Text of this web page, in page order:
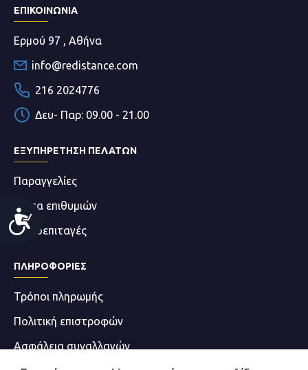
Accessibility
ΕΠΙΚΟΙΝΩΝΊΑ
Ερμού 97 , Αθήνα
info@redistance.com
216 2024776
Δευ- Παρ: 09.00 - 21.00
ΕΞΥΠΗΡΕΤΗΣΗ ΠΕΛΑΤΩΝ
Παραγγελίες
Λίστα επιθυμιών
Δωροεπιταγές
ΠΛΗΡΟΦΟΡΊΕΣ
Τρόποι πληρωμής
Πολιτική επιστροφών
Ασφάλεια συναλλαγών